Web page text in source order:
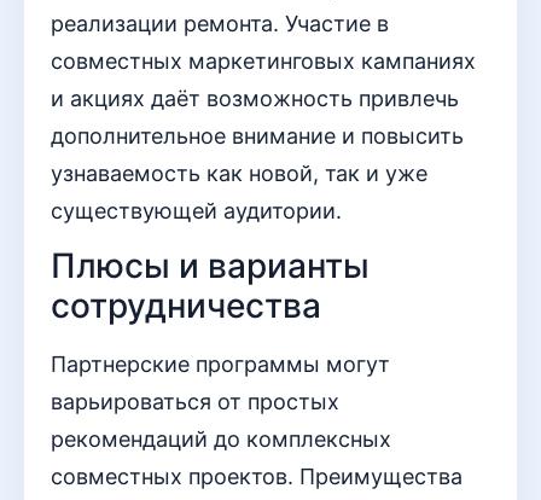
реализации ремонта. Участие в
совместных маркетинговых кампаниях
и акциях даёт возможность привлечь
дополнительное внимание и повысить
узнаваемость как новой, так и уже
существующей аудитории.
Плюсы и варианты
сотрудничества
Партнерские программы могут
варьироваться от простых
рекомендаций до комплексных
совместных проектов. Преимущества